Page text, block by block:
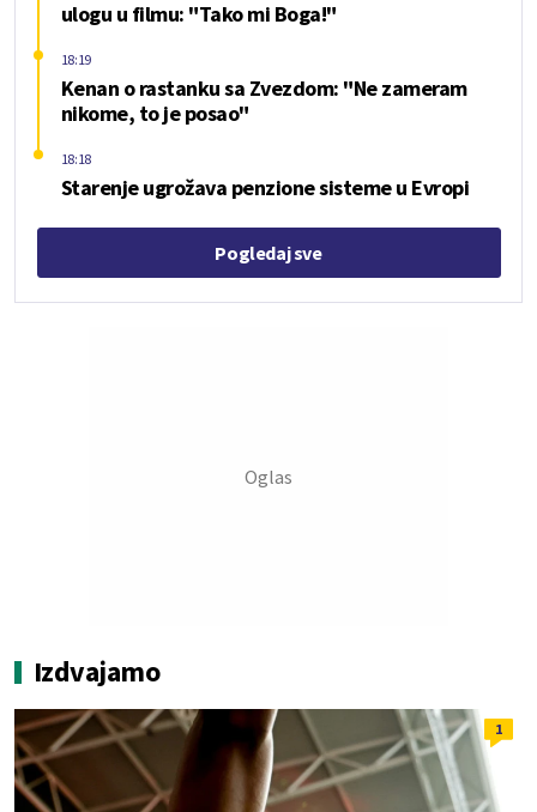
ulogu u filmu: "Tako mi Boga!"
Kenan o rastanku sa Zvezdom: "Ne zameram
nikome, to je posao"
18:19
Starenje ugrožava penzione sisteme u Evropi
18:18
Pogledaj sve
Izdvajamo
1